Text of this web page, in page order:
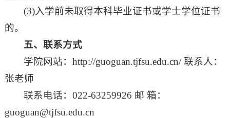
(3)入学前未取得本科毕业证书或学士学位证书
的。
五、联系方式
学院网站：http://guoguan.tjfsu.edu.cn/ 联系人：
张老师
联系电话：022-63259926 邮 箱：
guoguan@tjfsu.edu.cn